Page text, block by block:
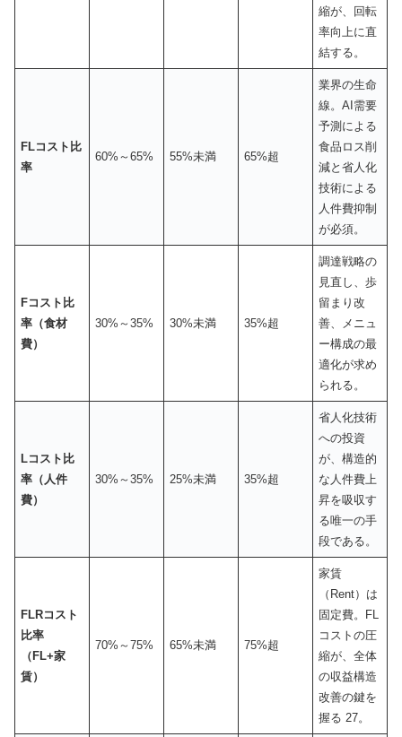
縮が、回転
率向上に直
結する。
FLコスト比
率
60%～65% 55%未満 65%超
業界の生命
線。AI需要
予測による
食品ロス削
減と省人化
技術による
人件費抑制
が必須。
Fコスト比
率（食材
費）
30%～35% 30%未満 35%超
調達戦略の
見直し、歩
留まり改
善、メニュ
ー構成の最
適化が求め
られる。
Lコスト比
率（人件
費）
30%～35% 25%未満 35%超
省人化技術
への投資
が、構造的
な人件費上
昇を吸収す
る唯一の手
段である。
FLRコスト
比率
（FL+家
賃）
70%～75% 65%未満 75%超
家賃
（Rent）は
固定費。FL
コストの圧
縮が、全体
の収益構造
改善の鍵を
握る 27。